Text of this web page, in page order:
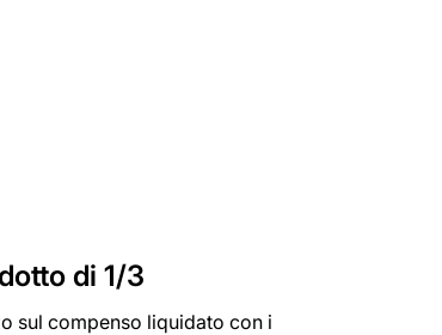
di 1/3
sul compenso liquidato con i